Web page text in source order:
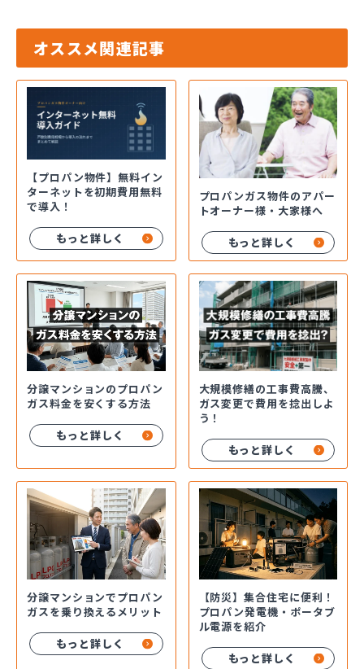
オススメ関連記事
【プロパン物件】無料イン
ターネットを初期費用無料
で導入！
もっと詳しく
プロパンガス物件のアパー
トオーナー様・大家様へ
もっと詳しく
分譲マンションのプロパン
ガス料金を安くする方法
もっと詳しく
大規模修繕の工事費高騰、
ガス変更で費用を捻出しよ
う！
もっと詳しく
分譲マンションでプロパン
ガスを乗り換えるメリット
もっと詳しく
【防災】集合住宅に便利！
プロパン発電機・ポータブ
ル電源を紹介
もっと詳しく